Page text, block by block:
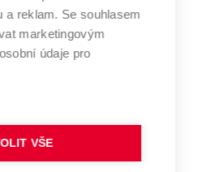
Brně
BRNĚ
a reklam. Se souhlasem
marketingovým
údaje pro
VŠE